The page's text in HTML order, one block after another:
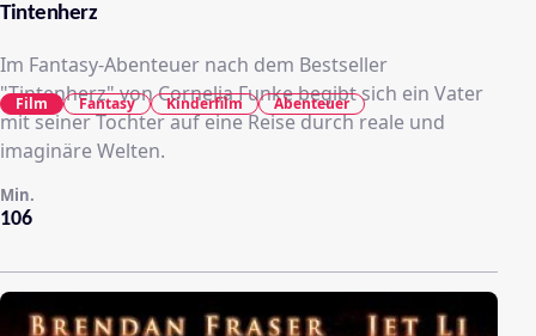
Tintenherz
Im Fantasy-Abenteuer nach dem Bestseller
"Tintenherz" von Cornelia Funke begibt sich ein Vater
mit seiner Tochter auf eine Reise durch reale und
imaginäre Welten.
106
Min.
Film Fantasy Kinderfilm Abenteuer